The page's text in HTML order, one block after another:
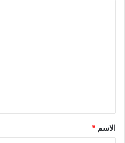
ق
*الاسم *